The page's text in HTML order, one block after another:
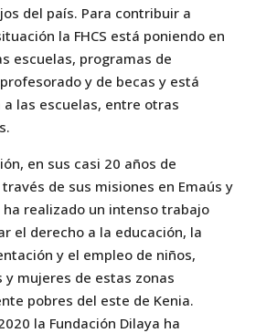
del país. Para contribuir a
la FHCS está poniendo en
escuelas, programas de
y de becas y está
a las escuelas, entre otras
en sus casi 20 años de
de sus misiones en Emaús y
ha realizado un intenso trabajo
el derecho a la educación, la
y el empleo de niños,
y mujeres de estas zonas
pobres del este de Kenia.
la Fundación Dilaya ha